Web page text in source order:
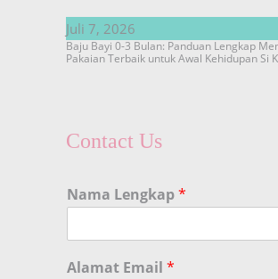
Juli 7, 2026
Baju Bayi 0-3 Bulan: Panduan Lengkap
Pakaian Terbaik untuk Awal Kehidupan Si
Contact Us
Nama Lengkap*
Alamat Email *